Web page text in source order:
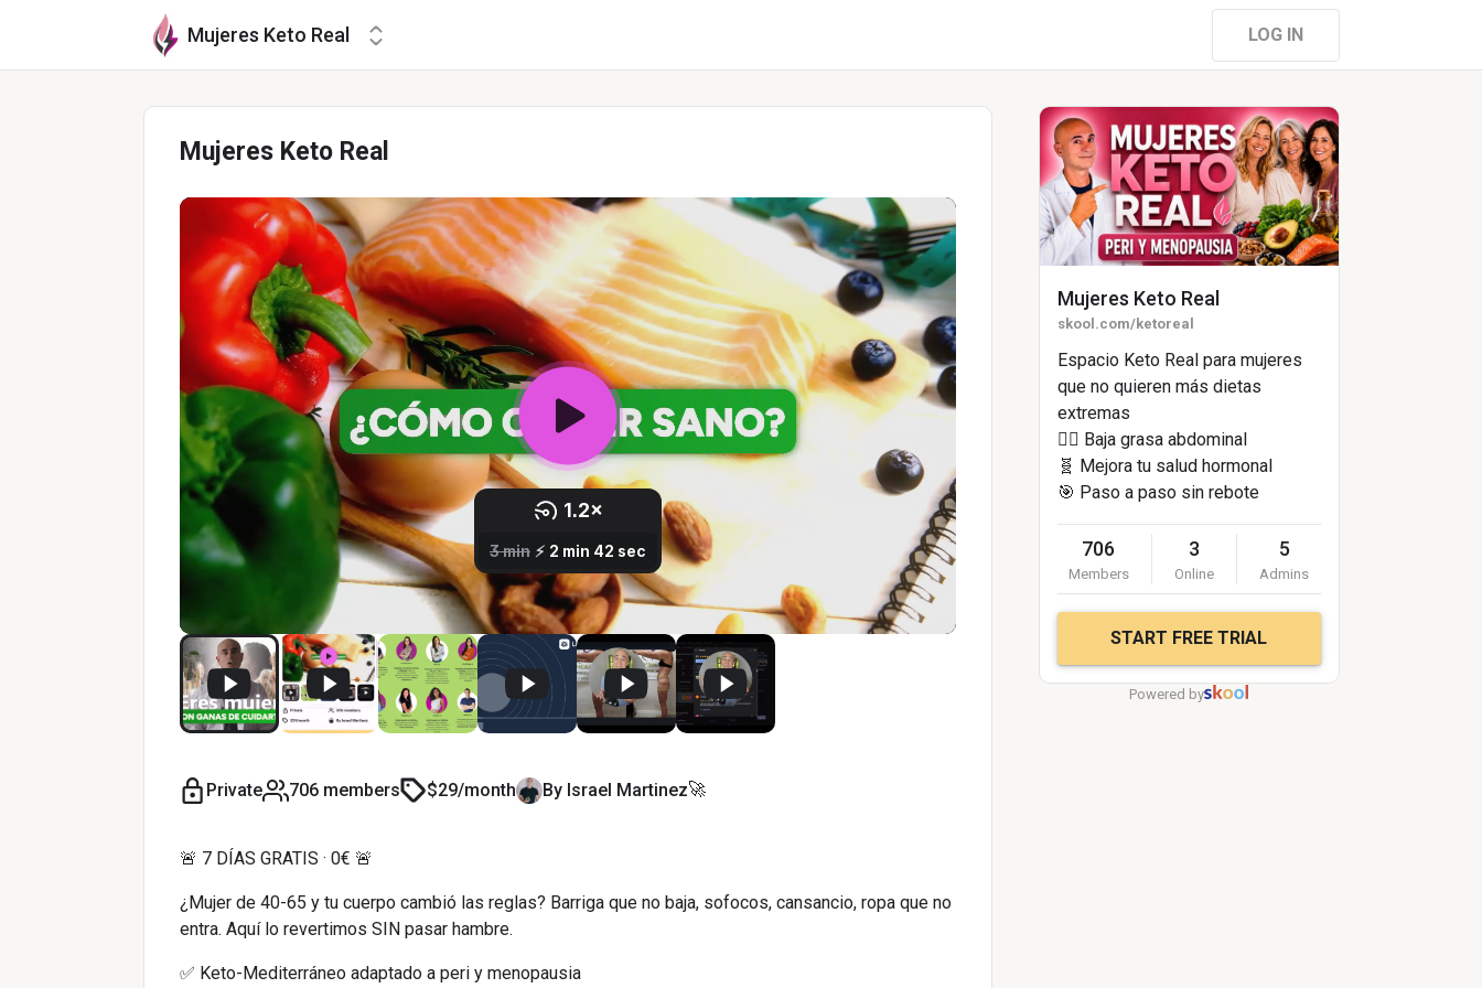
Mujeres Keto Real LOG IN
Mujeres Keto Real
Private 706 members $29/month By Israel Martinez🚀
🚨 7 DÍAS GRATIS · 0€ 🚨
¿Mujer de 40-65 y tu cuerpo cambió las reglas? Barriga que no baja, sofocos, cansancio, ropa que no
entra. Aquí lo revertimos SIN pasar hambre.
✅ Keto-Mediterráneo adaptado a peri y menopausia
Mujeres Keto Real
skool.com/ketoreal
Espacio Keto Real para mujeres
que no quieren más dietas
extremas
🧘‍♀️ Baja grasa abdominal
🧬 Mejora tu salud hormonal
🎯 Paso a paso sin rebote
706
Members
3
Online
5
Admins
START FREE TRIAL
Powered by